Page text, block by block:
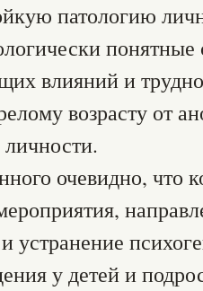
патологию
понятные
влияний и
возрасту от
очевидно, что
устранение
у детей и